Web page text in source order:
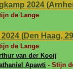
2024
de Lange
(Den Haag,
de Lange
van der Kooij
Apawti - Stijn